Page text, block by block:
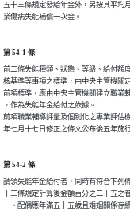
五十三條規定發給年金外，另按其平均
業傷病失能補償一次金。
第 54-1 條
前二條失能種類、狀態、等級、給付額
核基準等事項之標準，由中央主管機關
前項標準，應由中央主管機關建立職業
，作為失能年金給付之依據。
前項職業輔導評量及個別化之專業評估
年七月十七日修正之條文公布後五年施
第 54-2 條
請領失能年金給付者，同時有符合下列
十三條規定計算後金額百分之二十五之
一、配偶應年滿五十五歲且婚姻關係存